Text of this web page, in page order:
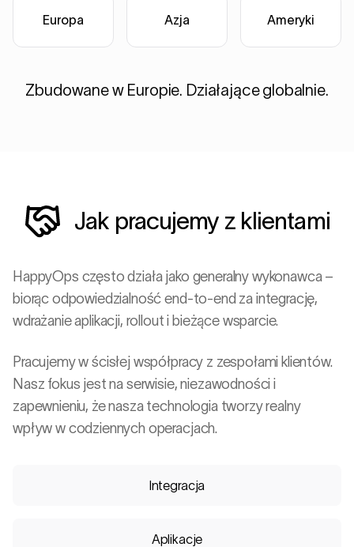
Europa Azja Ameryki
Zbudowane w Europie. Działające globalnie.
Jak pracujemy z klientami
HappyOps często działa jako generalny wykonawca –
biorąc odpowiedzialność end-to-end za integrację,
wdrażanie aplikacji, rollout i bieżące wsparcie.
Pracujemy w ścisłej współpracy z zespołami klientów.
Nasz fokus jest na serwisie, niezawodności i
zapewnieniu, że nasza technologia tworzy realny
wpływ w codziennych operacjach.
Integracja
Aplikacje